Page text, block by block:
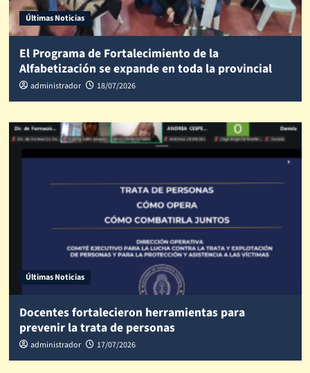
Últimas Noticias
El Programa de Fortalecimiento de la
Alfabetización se expande en toda la provincial
administrador 18/07/2026
Últimas Noticias
Docentes fortalecieron herramientas para
prevenir la trata de personas
administrador 17/07/2026